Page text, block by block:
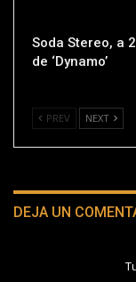
Soda Stereo, a
de ‘Dynamo’
PREV NEXT
DEJA UN